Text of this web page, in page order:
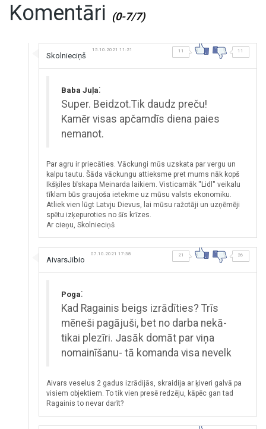
Komentāri (0-7/7)
Skolnieciņš
15.10.2021 11:21 11 11
Baba Juļa:
Super. Beidzot.Tik daudz preču!
Kamēr visas apčamdīs diena paies
nemanot.
Par agru ir priecāties. Vāckungi mūs uzskata par vergu un
kalpu tautu. Šāda vāckungu attieksme pret mums nāk kopš
Ikšķiles bīskapa Meinarda laikiem. Visticamāk ''Lidl'' veikalu
tīklam būs graujoša ietekme uz mūsu valsts ekonomiku.
Atliek vien lūgt Latvju Dievus, lai mūsu ražotāji un uzņēmēji
spētu izķepuroties no šīs krīzes.
Ar cieņu, Skolnieciņš
AivarsJibio
07.10.2021 17:38 21 26
Poga:
Kad Ragainis beigs izrādīties? Trīs
mēneši pagājuši, bet no darba nekā-
tikai plezīri. Jasāk domāt par viņa
nomainīšanu- tā komanda visa nevelk
Aivars veselus 2 gadus izrādijās, skraidija ar ķiveri galvā pa
visiem objektiem. To tik vien presē redzēju, kāpēc gan tad
Ragainis to nevar darīt?